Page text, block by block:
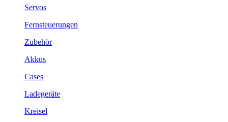
Servos
Fernsteuerungen
Zubehör
Akkus
Cases
Ladegeräte
Kreisel